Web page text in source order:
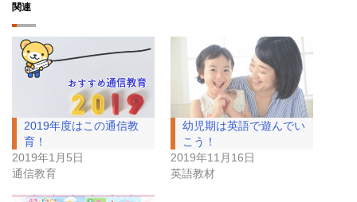
関連
2019年度はこの通信教
育！
2019年1月5日
通信教育
幼児期は英語で遊んでい
こう！
2019年11月16日
英語教材